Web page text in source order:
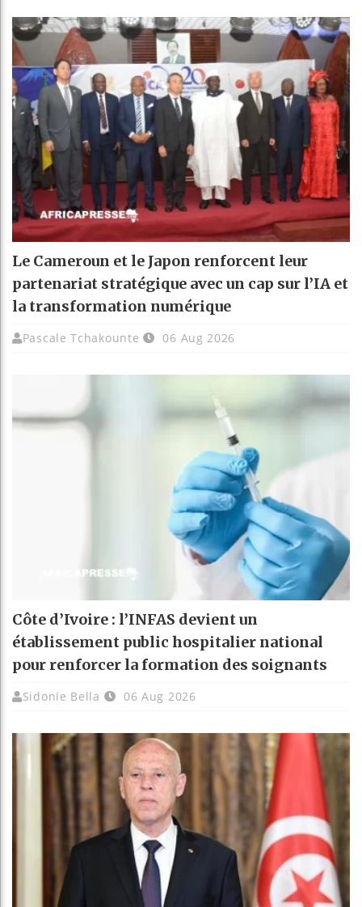
Le Cameroun et le Japon renforcent leur
partenariat stratégique avec un cap sur l’IA et
la transformation numérique
Pascale Tchakounte 06 Aug 2026
Côte d’Ivoire : l’INFAS devient un
établissement public hospitalier national
pour renforcer la formation des soignants
Sidonie Bella 06 Aug 2026